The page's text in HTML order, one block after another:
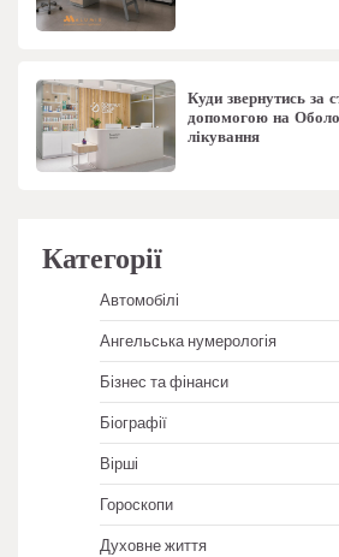
Куди звернутись за
допомогою на
лікування
Категорії
Автомобілі
Ангельська нумерологія
Бізнес та фінанси
Біографії
Вірші
Гороскопи
Духовне життя